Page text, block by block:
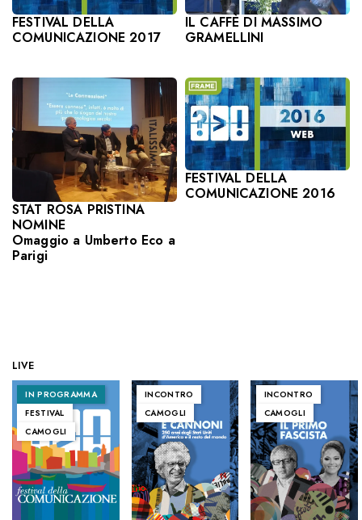
FESTIVAL DELLA
COMUNICAZIONE 2017
IL CAFFÈ DI MASSIMO
GRAMELLINI
STAT ROSA PRISTINA
NOMINE
Omaggio a Umberto Eco a
Parigi
FESTIVAL DELLA
COMUNICAZIONE 2016
LIVE
IN PROGRAMMA
FESTIVAL
CAMOGLI
INCONTRO
CAMOGLI
INCONTRO
CAMOGLI